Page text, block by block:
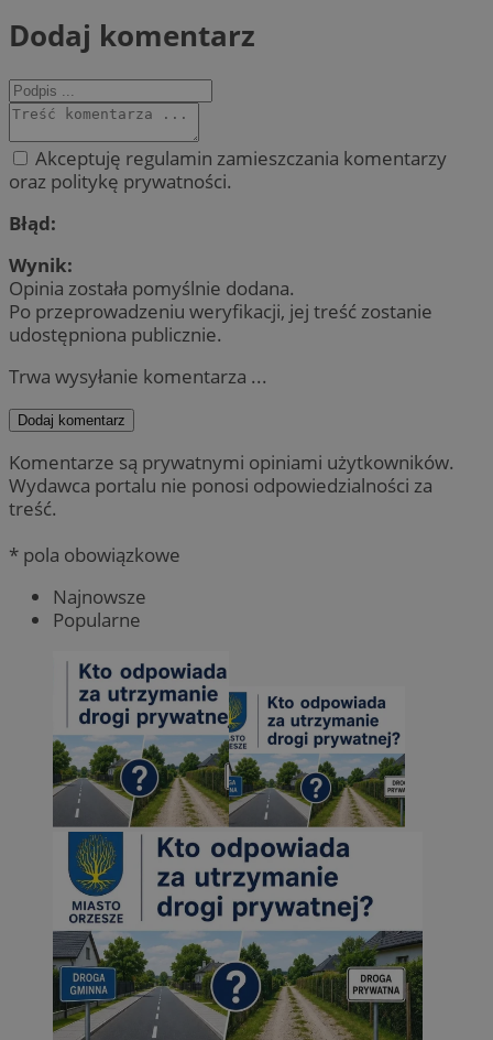
Dodaj komentarz
Akceptuję regulamin zamieszczania komentarzy
oraz politykę prywatności.
Błąd:
Wynik:
Opinia została pomyślnie dodana.
Po przeprowadzeniu weryfikacji, jej treść zostanie
udostępniona publicznie.
Trwa wysyłanie komentarza ...
Dodaj komentarz
Komentarze są prywatnymi opiniami użytkowników.
Wydawca portalu nie ponosi odpowiedzialności za
treść.
* pola obowiązkowe
Najnowsze
Popularne